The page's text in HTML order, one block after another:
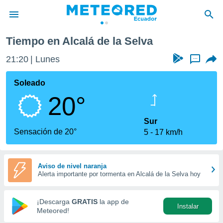
de
ha
calidad.
a este
las
y
forma
digital
basada
Tiempo en Alcalá de la Selva
21:20 Lunes ...
Soleado
20°
Sensación de 20°
Sur
5
17 km/h
Aviso de nivel naranja
Alerta importante por tormenta en Alcalá de la Selva hoy
¡Descarga GRATIS la app de
Meteored!
Instalar